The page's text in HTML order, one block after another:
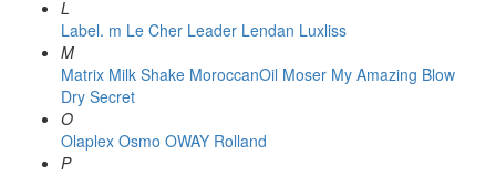
L
Label. m Le Cher Leader Lendan Luxliss
M
Matrix Milk Shake MoroccanOil Moser My Amazing Blow
Dry Secret
O
Olaplex Osmo OWAY Rolland
P